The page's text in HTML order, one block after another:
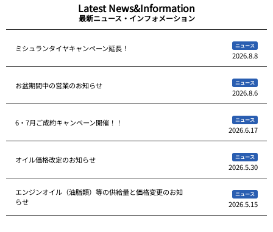
Latest News&Information
最新ニュース・インフォメーション
ミシュランタイヤキャンペーン延長！ ニュース
2026.8.8
お盆期間中の営業のお知らせ ニュース
2026.8.6
6・7月ご成約キャンペーン開催！！ ニュース
2026.6.17
オイル価格改定のお知らせ ニュース
2026.5.30
エンジンオイル（油脂類）等の供給量と価格変更のお知
らせ
ニュース
2026.5.15